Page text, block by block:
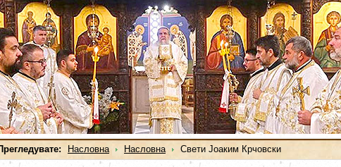
Насловна Насловна Свети Јоаким Крчовски